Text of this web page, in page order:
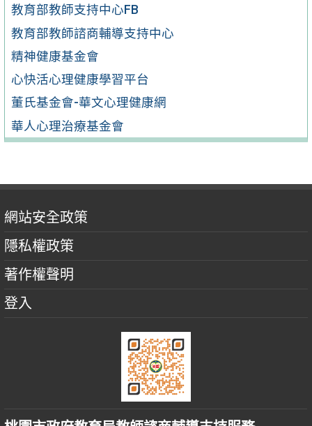
教育部教師支持中心FB
教育部教師諮商輔導支持中心
精神健康基金會
心快活心理健康學習平台
董氏基金會-華文心理健康網
華人心理治療基金會
網站安全政策
隱私權政策
著作權聲明
登入